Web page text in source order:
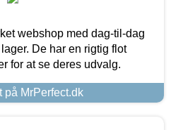
webshop med dag-til-dag
De har en rigtig flot
for at se deres udvalg.
på MrPerfect.dk